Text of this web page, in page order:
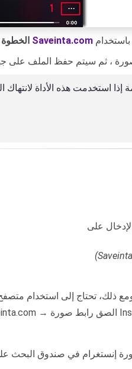
الخطوة 3 Saveinta.com